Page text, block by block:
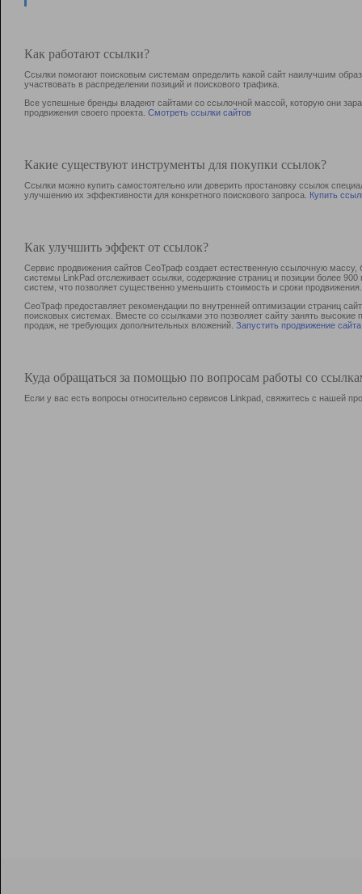
Как работают ссылки?
Ссылки помогают поисковым системам определить какой сайт наилучшим
участвовать в раcпределении позиций и поискового трафика.
Все успешные бренды владеют сайтами со ссылочной массой, которую они
продвижения своего проекта. Смотреть ссылки сайтов
Какие существуют инструменты для покупки ссылок?
Ссылки можно купить самостоятельно или доверить простановку ссылок
улучшению их эффективности для конкретного поискового запроса. Купить
Как улучшить эффект от ссылок?
Сервис продвижения сайтов СеоТраф создает естественную ссылочную
системы LinkPad отслеживает ссылки, содержание страниц и позиции более
систем, что позволяет существенно уменьшить стоимость и сроки продвижения.
СеоТраф предоставляет рекомендации по внутренней оптимизации страниц
поисковых системах. Вместе со ссылками это позволяет сайту занять
продаж, не требующих дополнительных вложений. Запустить продвижение сайта
Куда обращаться за помощью по вопросам работы со
Если у вас есть вопросы относительно сервисов Linkpad, свяжитесь с нашей